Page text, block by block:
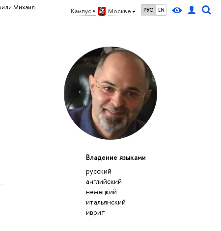
Кампус в Москве РУС EN
Михаил
Владение языками
русский
английский
немецкий
итальянский
иврит